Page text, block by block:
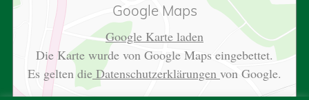
Google Maps
Google Karte laden
Die Karte wurde von Google Maps eingebettet.
Es gelten die Datenschutzerklärungen von Google.